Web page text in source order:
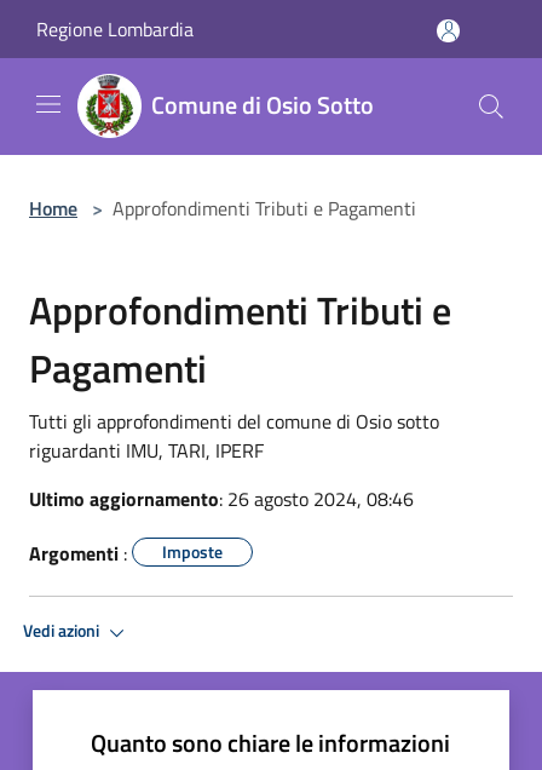
Regione Lombardia
Comune di Osio Sotto
Home > Approfondimenti Tributi e Pagamenti
Approfondimenti Tributi e
Pagamenti
Tutti gli approfondimenti del comune di Osio sotto
riguardanti IMU, TARI, IPERF
Ultimo aggiornamento: 26 agosto 2024, 08:46
Argomenti : Imposte
Vedi azioni
Quanto sono chiare le informazioni